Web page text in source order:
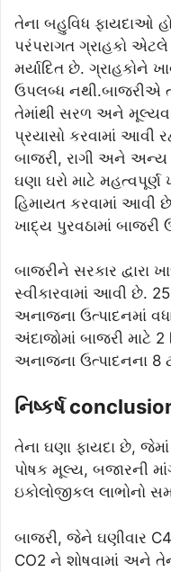
તેના બહુવિધ ફાયદાઓ
પરંપરાગત ગ્રાહકો
મર્યાદિત છે. ગ્રાહકોને
ઉપલબ્ધ નથી.બાજરીએ
તેમાંથી સરળ અને
પ્રયાસો કરવામાં આવી
બાજરી, રાગી અને અન્ય
ઘણા ઘરો માટે મહત્વપૂર્ણ
હિમાયત કરવામાં આવી
ખાદ્ય પુરવઠામાં બાજરી
બાજરીને સરકાર દ્વારા
સ્વીકારવામાં આવી છે.
અનાજના ઉત્પાદનમાં
અંદાજોમાં બાજરી માટે
અનાજના ઉત્પાદનના 8
નિષ્કર્ષ
તેના ઘણા ફાયદા છે,
પોષક મૂલ્ય, બજારની
ઇકોલોજીકલ લાભોનો
બાજરી, જેને ઘણીવાર
CO2 ને શોષવામાં અને